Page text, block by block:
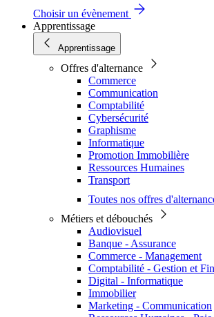
Choisir un évènement
Apprentissage
Apprentissage
Offres d'alternance
Commerce
Communication
Comptabilité
Cybersécurité
Graphisme
Informatique
Promotion Immobilière
Ressources Humaines
Transport
Toutes nos offres
Métiers et débouchés
Audiovisuel
Banque - Assurance
Commerce - Management
Comptabilité - Gestion et
Digital - Informatique
Immobilier
Marketing - Communication